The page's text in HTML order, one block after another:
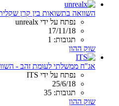
השוואה בתשואות בין קרן
נפתח על ידי unrealx
17/11/18
תגובות: 1
שוק ההון
אג"ח ממשלתי לעומת זהב -
נפתח על ידי ITS
25/6/18
תגובות: 35
שוק ההון